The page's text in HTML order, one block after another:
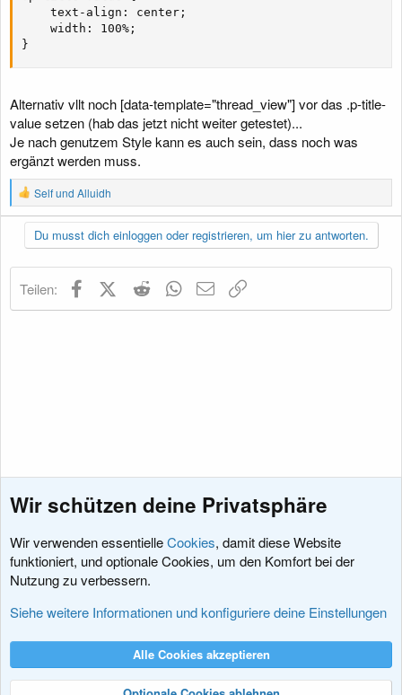
    text-align: center;
    width: 100%;
}
Alternativ vllt noch [data-template="thread_view"] vor das .p-title-
value setzen (hab das jetzt nicht weiter getestet)...
Je nach genutzem Style kann es auch sein, dass noch was
ergänzt werden muss.
R
e
a
k
t
n
Selfund Alluidh
Du musst dich einloggen oder registrieren, um hier zu antworten.
Teilen: FacebookX (Twitter)
Reddit WhatsApp
E-Mail
Style und Design
Nutzungsbedingungen Datenschutz
R
Wir schützen deine Privatsphäre
Wir verwenden essentielleCookies, damit diese Website
funktioniert, und optionale Cookies, um den Komfort bei der
Nutzung zu verbessern.
Siehe weitere Informationen und konfiguriere deine Einstellungen
Alle Cookies akzeptieren